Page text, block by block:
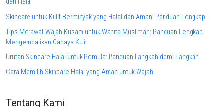
dan Halal
Skincare untuk Kulit Berminyak yang Halal dan Aman: Panduan Lengkap
Tips Merawat Wajah Kusam untuk Wanita Muslimah: Panduan Lengkap
Mengembalikan Cahaya Kulit
Urutan Skincare Halal untuk Pemula: Panduan Langkah demi Langkah
Cara Memilih Skincare Halal yang Aman untuk Wajah
Tentang Kami